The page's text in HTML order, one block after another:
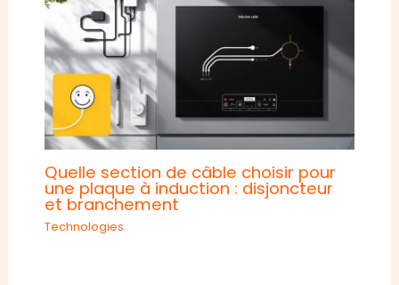
Quelle section de câble choisir pour
une plaque à induction : disjoncteur
et branchement
Technologies